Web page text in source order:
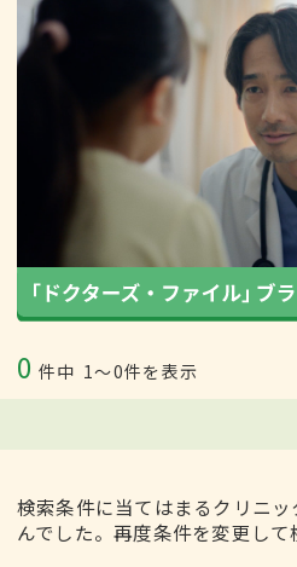
0 件中 1〜0件を表示
検索条件に当てはまるクリニ
んでした。再度条件を変更して